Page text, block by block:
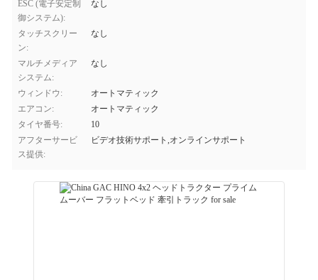
ESC (電子安定制
御システム):
なし
タッチスクリー
ン:
なし
マルチメディア
システム:
なし
ウィンドウ:
オートマティック
エアコン:
オートマティック
タイヤ番号:
10
アフターサービ
ス提供:
ビデオ技術サポート,オンラインサポート